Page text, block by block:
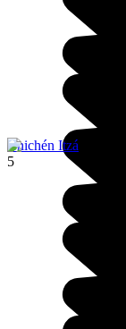
Chichén Itzá
5